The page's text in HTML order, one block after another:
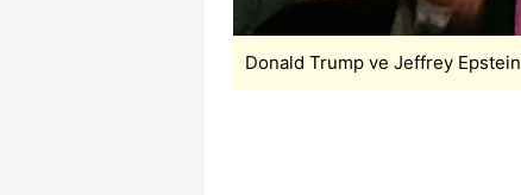
Donald Trump ve Jeffrey Epstein